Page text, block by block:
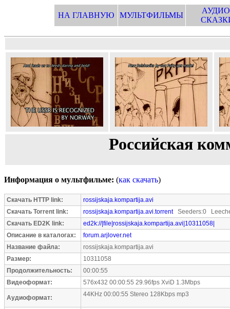
НА ГЛАВНУЮ МУЛЬТФИЛЬМЫ
Российская
Информация о мультфильме: (как скачать)
Скачать HTTP link:
rossijskaja.kompartija.avi
Скачать Torrent link:
rossijskaja.kompartija.avi.torrentSeeders:0
Скачать ED2K link:
ed2k://|file|rossijskaja.kompartija.avi|10311058|
Описание в каталогах:
forum.arjlover.net
Название файла:
rossijskaja.kompartija.avi
Размер:
10311058
Продолжительность:
00:00:55
Видеоформат:
576x432 00:00:55 29.96fps XviD 1.3Mbps
Аудиоформат: 44KHz 00:00:55 Stereo 128Kbps mp3